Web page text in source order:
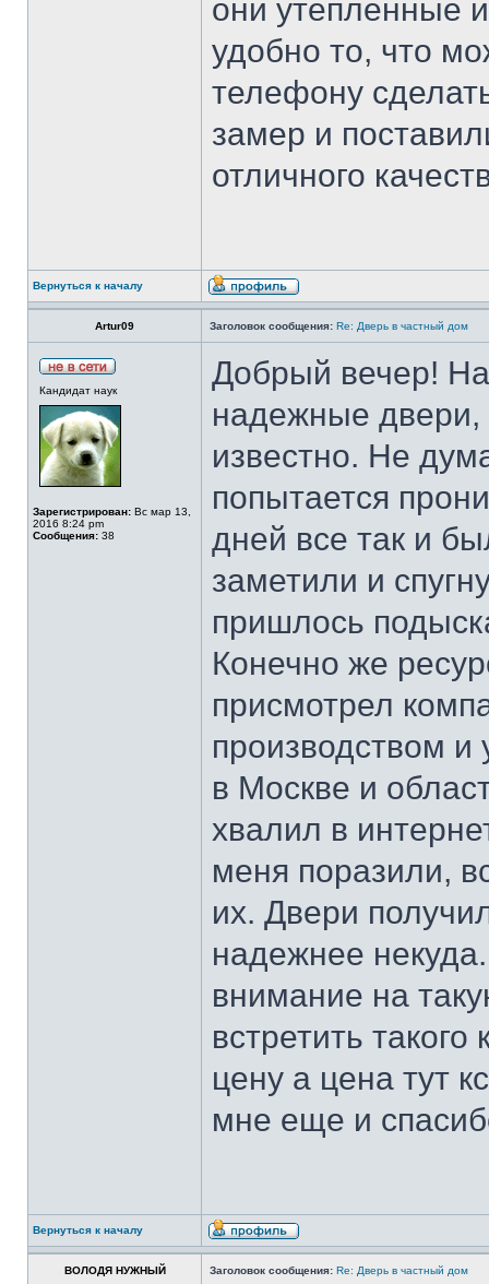
они утепленные
удобно то, что
телефону
замер и
отличного
Вернуться к началу
Artur09 Заголовок сообщения: Re: Дверь в частный дом
Кандидат наук
Зарегистрирован: Вс мар 13,
2016 8:24 pm
Сообщения: 38
Добрый вечер!
надежные двери,
известно. Не
попытается
дней все так и
заметили и
пришлось
Конечно же
присмотрел
производством и
в Москве и
хвалил в
меня поразили,
их. Двери
надежнее
внимание на
встретить
цену а цена тут
мне еще и
Вернуться к началу
ВОЛОДЯ НУЖНЫЙ Заголовок сообщения: Re: Дверь в частный дом